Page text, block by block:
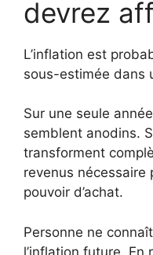
devrez
L’inflation est
sous-estimée dans
Sur une seule
semblent anodins.
transforment
revenus nécessaire
pouvoir d’achat.
Personne ne
l’inflation future.